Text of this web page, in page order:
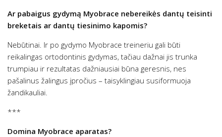
Ar pabaigus gydymą Myobrace nebereikės dantų teisinti
breketais ar dantų tiesinimo kapomis?
Nebūtinai. Ir po gydymo Myobrace treineriu gali būti
reikalingas ortodontinis gydymas, tačiau dažnai jis trunka
trumpiau ir rezultatas dažniausiai būna geresnis, nes
pašalinus žalingus įpročius – taisyklingiau susiformuoja
žandikauliai.
***
Domina Myobrace aparatas?